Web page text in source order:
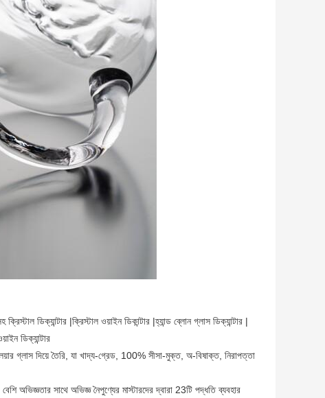
ডিক্যান্টার |ক্রিস্টাল ওয়াইন ডিকান্টার |হ্যান্ড ব্লোন গ্লাস ডিক্যান্টার |
ডিক্যান্টার
গ্লাস দিয়ে তৈরি, যা খাদ্য-গ্রেড, 100% সীসা-মুক্ত, অ-বিষাক্ত, নিরাপত্তা
অভিজ্ঞতার সাথে অভিজ্ঞ নৈপুণ্যের মাস্টারদের দ্বারা 23টি পদ্ধতি ব্যবহার